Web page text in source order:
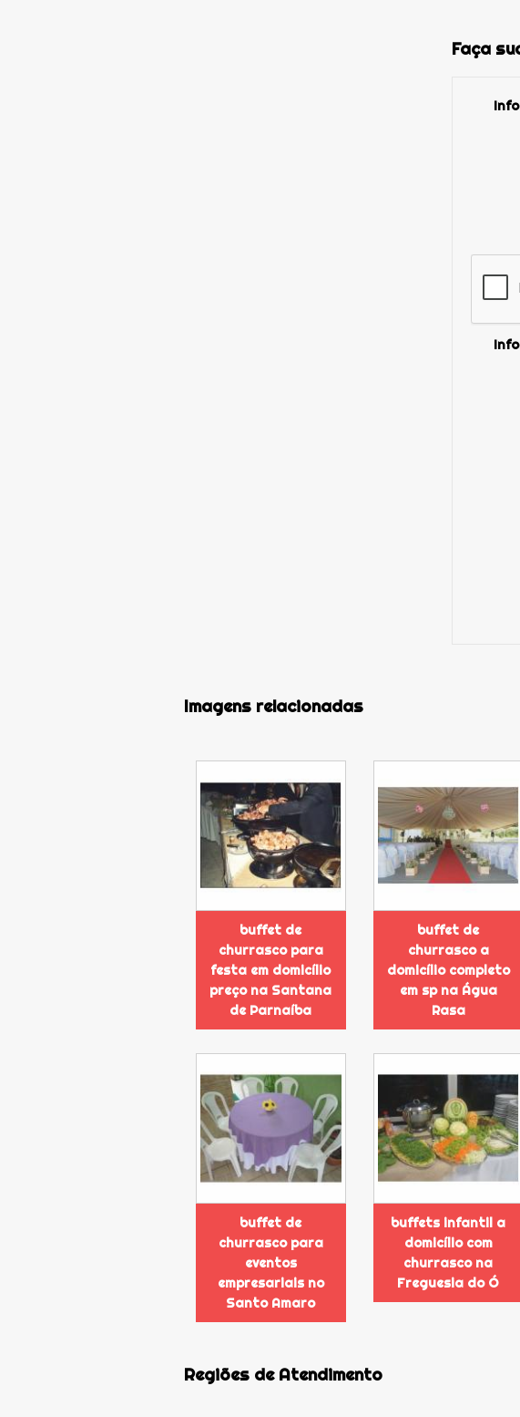
Faça
Imagens relacionadas
buffet de
churrasco para
festa em domicílio
preço na Santana
de Parnaíba
buffet de
churrasco a
domicílio completo
em sp na Água
Rasa
buffet de
churrasco para
eventos
empresariais no
Santo Amaro
buffets infantil a
domicílio com
churrasco na
Freguesia do Ó
Regiões de Atendimento